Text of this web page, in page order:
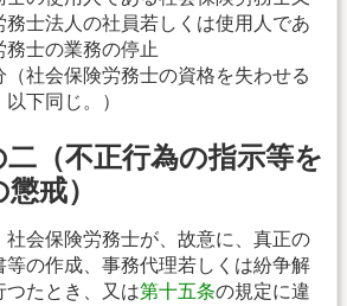
務士法人の社員若しくは使用人であ
務士の業務の停止
社会保険労務士の資格を失わせる
下同じ。）
（不正行為の指示等を
戒）
会保険労務士が、故意に、真正の
等の作成、事務代理若しくは紛争解
つたとき、又は第十五条の規定に違